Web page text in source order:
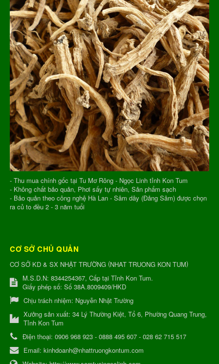
- Thu mua chính gốc tại Tu Mơ Rông - Ngọc Linh tỉnh Kon Tum
- Không chất bảo quản, Phơi sấy tự nhiên, Sản phẩm sạch
- Bảo quản theo công nghệ Hà Lan - Sâm dây (Đảng Sâm) được chọn
ra củ to đều 2 - 3 năm tuổi
CƠ SỞ CHỦ QUẢN
CƠ SỞ KD & SX NHẬT TRƯỜNG (NHAT TRUONG KON TUM)
M.S.D.N: 8344254367, Cấp tại Tỉnh Kon Tum.
Giấy phép số: Số 38A.8009409/HKD
Chịu trách nhiệm: Nguyễn Nhật Trường
Xưởng sản xuất: 34 Lý Thường Kiệt, Tổ 6, Phường Quang Trung,
Tỉnh Kon Tum
Điện thoại: 0906 968 923 - 0888 495 607 - 028 62 715 517
Email: kinhdoanh@nhattruongkontum.com